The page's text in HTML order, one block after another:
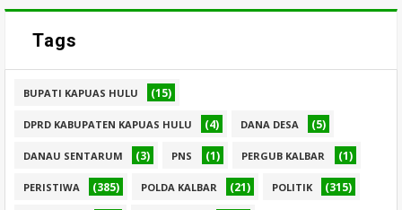
Tags
BUPATI KAPUAS HULU (15)
DPRD KABUPATEN KAPUAS HULU (4) DANA DESA (5)
DANAU SENTARUM (3) PNS (1) PERGUB KALBAR (1)
PERISTIWA (385) POLDA KALBAR (21) POLITIK (315)